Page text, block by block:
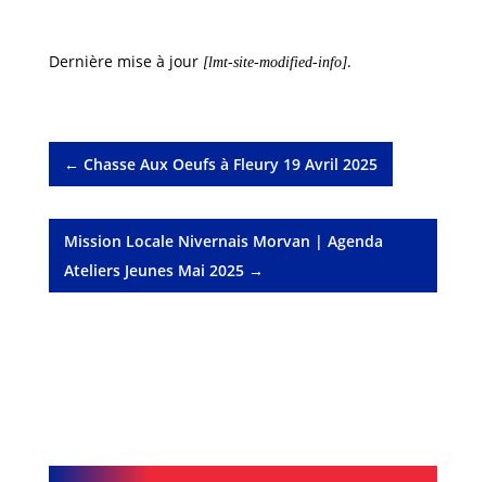
Dernière mise à jour [lmt-site-modified-info].
← Chasse Aux Oeufs à Fleury 19 Avril 2025
Mission Locale Nivernais Morvan | Agenda
Ateliers Jeunes Mai 2025→